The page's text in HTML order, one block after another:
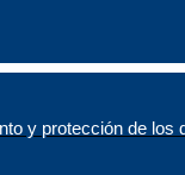
y protección de los